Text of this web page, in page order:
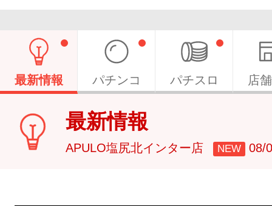
最新情報 パチンコ パチスロ 店
最新情報
APULO塩尻北インター店 NEW 08/